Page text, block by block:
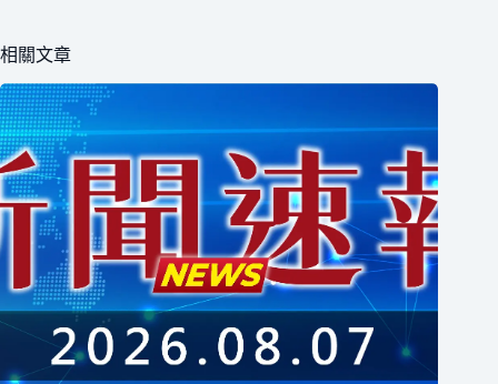
相關文章